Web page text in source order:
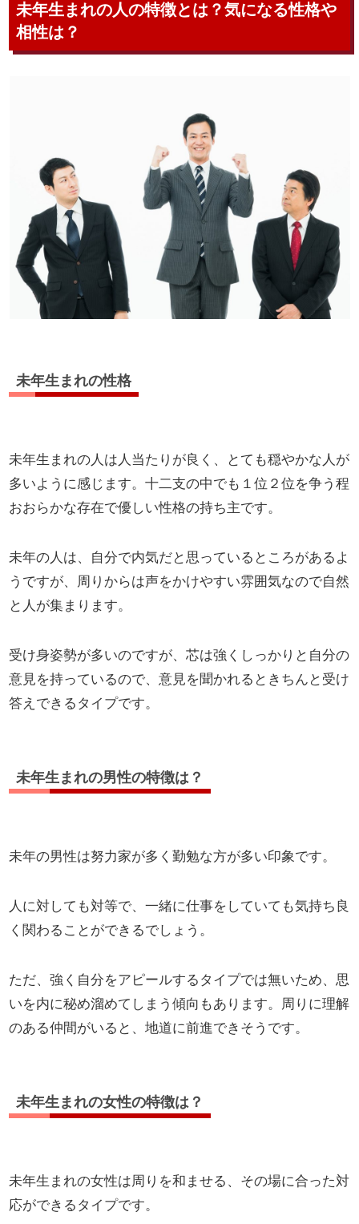
未年生まれの人の特徴とは？気になる性格や
相性は？
未年生まれの性格
未年生まれの人は人当たりが良く、とても穏やかな人が
多いように感じます。十二支の中でも１位２位を争う程
おおらかな存在で優しい性格の持ち主です。
未年の人は、自分で内気だと思っているところがあるよ
うですが、周りからは声をかけやすい雰囲気なので自然
と人が集まります。
受け身姿勢が多いのですが、芯は強くしっかりと自分の
意見を持っているので、意見を聞かれるときちんと受け
答えできるタイプです。
未年生まれの男性の特徴は？
未年の男性は努力家が多く勤勉な方が多い印象です。
人に対しても対等で、一緒に仕事をしていても気持ち良
く関わることができるでしょう。
ただ、強く自分をアピールするタイプでは無いため、思
いを内に秘め溜めてしまう傾向もあります。周りに理解
のある仲間がいると、地道に前進できそうです。
未年生まれの女性の特徴は？
未年生まれの女性は周りを和ませる、その場に合った対
応ができるタイプです。